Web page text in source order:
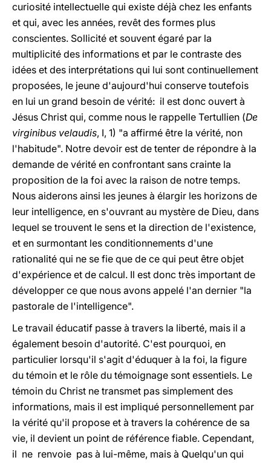
curiosité intellectuelle qui existe déjà chez les enfants
et qui, avec les années, revêt des formes plus
conscientes. Sollicité et souvent égaré par la
multiplicité des informations et par le contraste des
idées et des interprétations qui lui sont continuellement
proposées, le jeune d'aujourd'hui conserve toutefois
en lui un grand besoin de vérité: il est donc ouvert à
Jésus Christ qui, comme nous le rappelle Tertullien (De
virginibus velaudis, I, 1) "a affirmé être la vérité, non
l'habitude". Notre devoir est de tenter de répondre à la
demande de vérité en confrontant sans crainte la
proposition de la foi avec la raison de notre temps.
Nous aiderons ainsi les jeunes à élargir les horizons de
leur intelligence, en s'ouvrant au mystère de Dieu, dans
lequel se trouvent le sens et la direction de l'existence,
et en surmontant les conditionnements d'une
rationalité qui ne se fie que de ce qui peut être objet
d'expérience et de calcul. Il est donc très important de
développer ce que nous avons appelé l'an dernier "la
pastorale de l'intelligence".
Le travail éducatif passe à travers la liberté, mais il a
également besoin d'autorité. C'est pourquoi, en
particulier lorsqu'il s'agit d'éduquer à la foi, la figure
du témoin et le rôle du témoignage sont essentiels. Le
témoin du Christ ne transmet pas simplement des
informations, mais il est impliqué personnellement par
la vérité qu'il propose et à travers la cohérence de sa
vie, il devient un point de référence fiable. Cependant,
il ne renvoie pas à lui-même, mais à Quelqu'un qui